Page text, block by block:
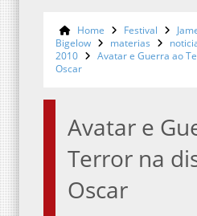
Home Festival
Bigelow
materias
2010
Avatar e Guerra ao
Oscar
Avatar e
Terror na
Oscar